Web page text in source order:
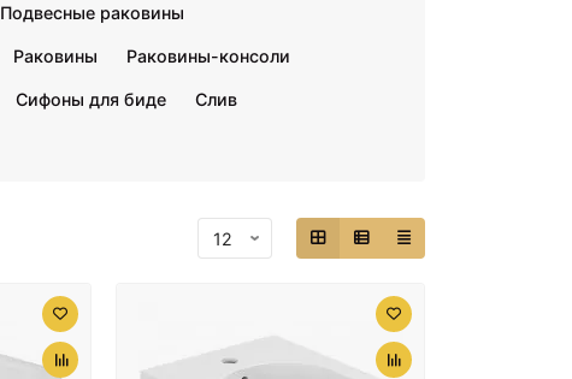
Подвесные раковины
Раковины Раковины-консоли
Сифоны для биде Слив